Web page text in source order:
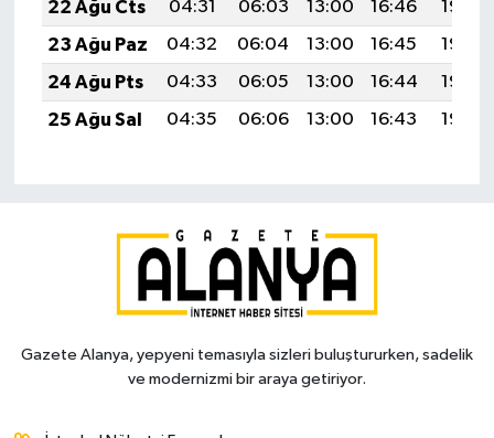
22 Ağu Cts
04:31 06:03 13:00 16:46
19:48
23 Ağu Paz
04:32 06:04 13:00 16:45
19:46
24 Ağu Pts
04:33 06:05 13:00 16:44
19:45
25 Ağu Sal
04:35 06:06 13:00 16:43 19:43
Gazete Alanya, yepyeni temasıyla sizleri buluştururken, sadelik
ve modernizmi bir araya getiriyor.